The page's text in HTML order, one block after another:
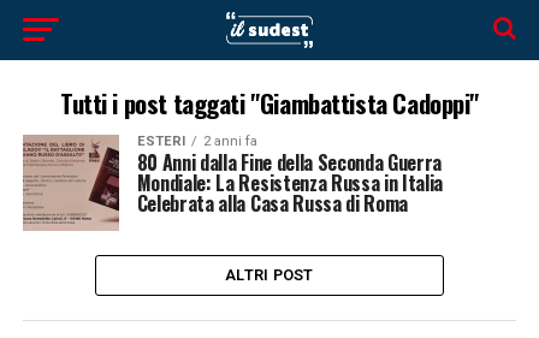
Tutti i post taggati "Giambattista Cadoppi"
ESTERI 2 anni fa
80 Anni dalla Fine della Seconda Guerra
Mondiale: La Resistenza Russa in Italia
Celebrata alla Casa Russa di Roma
ALTRI POST